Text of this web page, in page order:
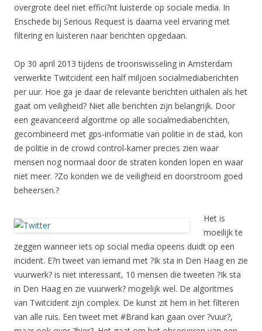
overgrote deel niet effici?nt luisterde op sociale media. In
Enschede bij Serious Request is daarna veel ervaring met
filtering en luisteren naar berichten opgedaan.
Op 30 april 2013 tijdens de troonswisseling in Amsterdam
verwerkte Twitcident een half miljoen socialmediaberichten
per uur. Hoe ga je daar de relevante berichten uithalen als het
gaat om veiligheid? Niet alle berichten zijn belangrijk. Door
een geavanceerd algoritme op alle socialmediaberichten,
gecombineerd met gps-informatie van politie in de stad, kon
de politie in de crowd control-kamer precies zien waar
mensen nog normaal door de straten konden lopen en waar
niet meer. ?Zo konden we de veiligheid en doorstroom goed
beheersen.?
Het is
moeilijk te
zeggen wanneer iets op social media opeens duidt op een
incident. E?n tweet van iemand met ?Ik sta in Den Haag en zie
vuurwerk? is niet interessant, 10 mensen die tweeten ?Ik sta
in Den Haag en zie vuurwerk? mogelijk wel. De algoritmes
van Twitcident zijn complex. De kunst zit hem in het filteren
van alle ruis. Een tweet met #Brand kan gaan over ?vuur?,